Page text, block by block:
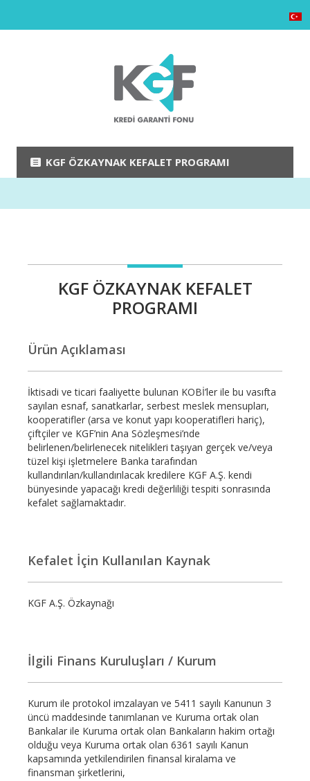
KGF ÖZKAYNAK KEFALET PROGRAMI
KGF ÖZKAYNAK KEFALET
PROGRAMI
Ürün Açıklaması
İktisadi ve ticari faaliyette bulunan KOBİ’ler ile bu vasıfta
sayılan esnaf, sanatkarlar, serbest meslek mensupları,
kooperatifler (arsa ve konut yapı kooperatifleri hariç),
çiftçiler ve KGF’nin Ana Sözleşmesi’nde
belirlenen/belirlenecek nitelikleri taşıyan gerçek ve/veya
tüzel kişi işletmelere Banka tarafından
kullandırılan/kullandırılacak kredilere KGF A.Ş. kendi
bünyesinde yapacağı kredi değerliliği tespiti sonrasında
kefalet sağlamaktadır.
Kefalet İçin Kullanılan Kaynak
KGF A.Ş. Özkaynağı
İlgili Finans Kuruluşları / Kurum
Kurum ile protokol imzalayan ve 5411 sayılı Kanunun 3
üncü maddesinde tanımlanan ve Kuruma ortak olan
Bankalar ile Kuruma ortak olan Bankaların hakim ortağı
olduğu veya Kuruma ortak olan 6361 sayılı Kanun
kapsamında yetkilendirilen finansal kiralama ve
finansman şirketlerini,